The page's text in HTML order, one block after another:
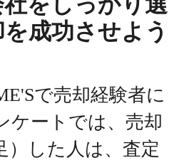
成功させよう
で売却経験者に
ケートでは、売却
）した人は、査定